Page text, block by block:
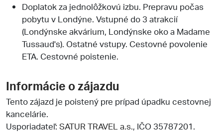
Doplatok za jednolôžkovú izbu. Prepravu počas
pobytu v Londýne. Vstupné do 3 atrakcií
(Londýnske akvárium, Londýnske oko a Madame
Tussaud's). Ostatné vstupy. Cestovné povolenie
ETA. Cestovné poistenie.
Informácie o zájazdu
Tento zájazd je poistený pre prípad úpadku cestovnej
kancelárie.
Usporiadateľ: SATUR TRAVEL a.s., IČO 35787201.